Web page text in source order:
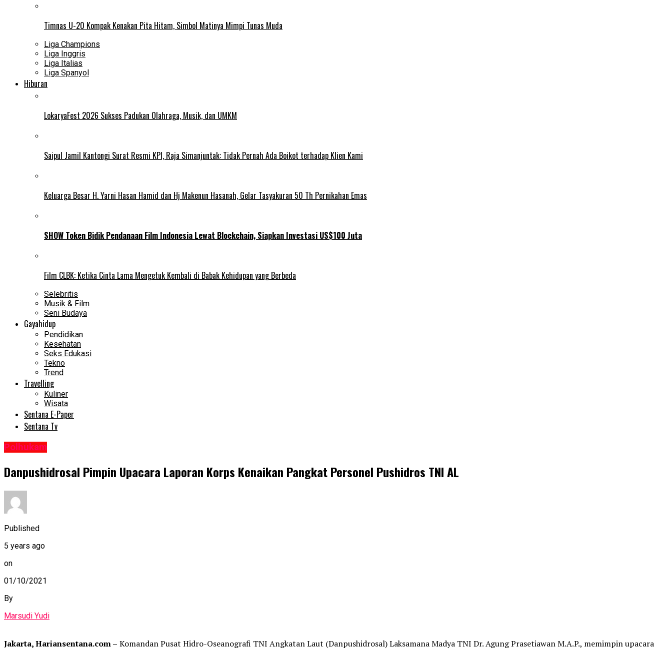
Timnas U-20 Kompak Kenakan Pita Hitam, Simbol Matinya Mimpi Tunas Muda
Liga Champions
Liga Inggris
Liga Italias
Liga Spanyol
Hiburan
LokaryaFest 2026 Sukses Padukan Olahraga, Musik, dan UMKM
Saipul Jamil Kantongi Surat Resmi KPI, Raja Simanjuntak: Tidak Pernah Ada Boikot terhadap Klien Kami
Keluarga Besar H. Yarni Hasan Hamid dan Hj Makenun Hasanah, Gelar Tasyakuran 50 Th Pernikahan Emas
SHOW Token Bidik Pendanaan Film Indonesia Lewat Blockchain, Siapkan Investasi US$100 Juta
Film CLBK: Ketika Cinta Lama Mengetuk Kembali di Babak Kehidupan yang Berbeda
Selebritis
Musik & Film
Seni Budaya
Gayahidup
Pendidikan
Kesehatan
Seks Edukasi
Tekno
Trend
Travelling
Kuliner
Wisata
Sentana E-Paper
Sentana Tv
Polhukam
Danpushidrosal Pimpin Upacara Laporan Korps Kenaikan Pangkat Personel Pushidros TNI AL
Published
5 years ago
on
01/10/2021
By
Marsudi Yudi
Jakarta, Hariansentana.com – Komandan Pusat Hidro-Oseanografi TNI Angkatan Laut (Danpushidrosal) Laksamana Madya TNI Dr. Agung Prasetiawan M.A.P., memimpin upacara